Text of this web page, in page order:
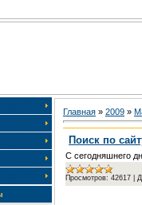
Главная » 2009 »
Поиск по
С сегодняшнего
Просмотров: 42617